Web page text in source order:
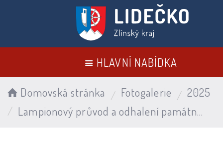
HLAVNÍ NABÍDKA
Domovská stránka Fotogalerie
2025
Lampionový průvod a odhalení památníku kameny zmizelých 17. 11. 2025